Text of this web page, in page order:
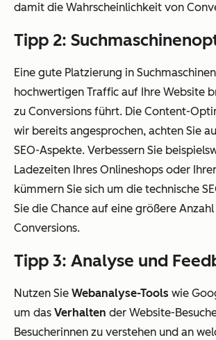
damit die Wahrscheinlichkeit von
Tipp 2:
Eine gute Platzierung in
hochwertigen Traffic auf Ihre Website
zu Conversions führt. Die Content-
wir bereits angesprochen, achten Sie
SEO-Aspekte. Verbessern Sie
Ladezeiten Ihres Onlineshops oder
kümmern Sie sich um die technische
Sie die Chance auf eine größere
Conversions.
Tipp 3: Analyse und
Nutzen Sie Webanalyse-Tools wie
um das Verhalten der Website-
Besucherinnen zu verstehen und an